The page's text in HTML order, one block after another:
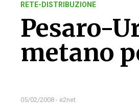
RETE-DISTRIBUZIONE
Pesaro-
metano
05/02/2008 - e2net